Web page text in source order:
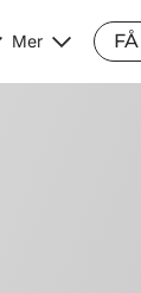
Mer